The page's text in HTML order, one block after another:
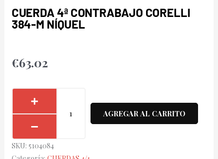
CUERDA 4ª CONTRABAJO CORELLI
384-M NÍQUEL
€63.02
Contrabajo
AGREGAR AL CARRITO
SKU: 5104084